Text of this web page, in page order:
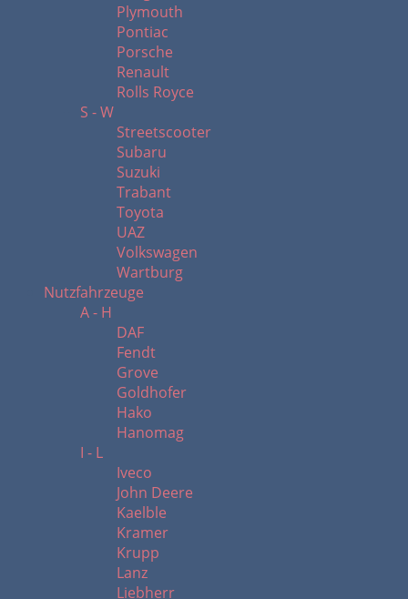
Plymouth
Pontiac
Porsche
Renault
Rolls Royce
S - W
Streetscooter
Subaru
Suzuki
Trabant
Toyota
UAZ
Volkswagen
Wartburg
Nutzfahrzeuge
A - H
DAF
Fendt
Grove
Goldhofer
Hako
Hanomag
I - L
Iveco
John Deere
Kaelble
Kramer
Krupp
Lanz
Liebherr